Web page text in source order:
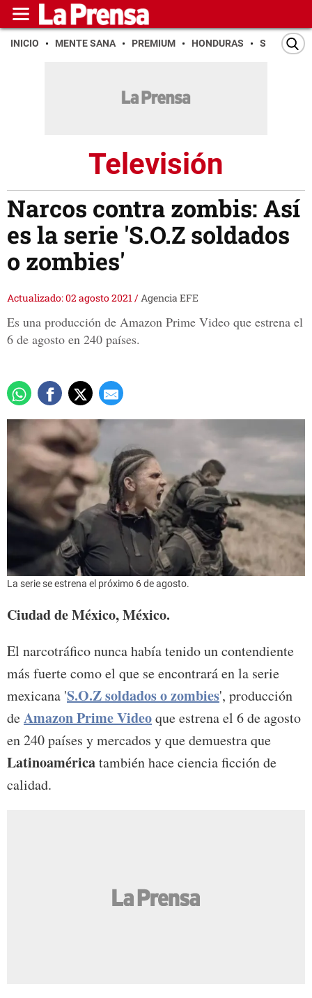
INICIO MENTE SANA PREMIUM HONDURAS SAN PEDRO
Televisión
Narcos contra zombis: Así
es la serie 'S.O.Z soldados
o zombies'
Actualizado: 02 agosto 2021/Agencia EFE
Es una producción de Amazon Prime Video que estrena el
6 de agosto en 240 países.
La serie se estrena el próximo 6 de agosto.
Ciudad de México, México.
El narcotráfico nunca había tenido un contendiente
más fuerte como el que se encontrará en la serie
mexicana 'S.O.Z soldados o zombies', producción
deAmazon Prime Videoque estrena el 6 de agosto
en 240 países y mercados y que demuestra que
Latinoaméricatambién hace ciencia ficción de
calidad.